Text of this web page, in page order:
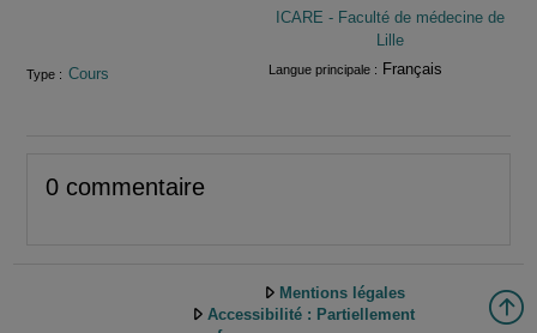
ICARE - Faculté de médecine de
Lille
Type : Cours Langue principale : Français
0 commentaire
Mentions légales
Accessibilité : Partiellement